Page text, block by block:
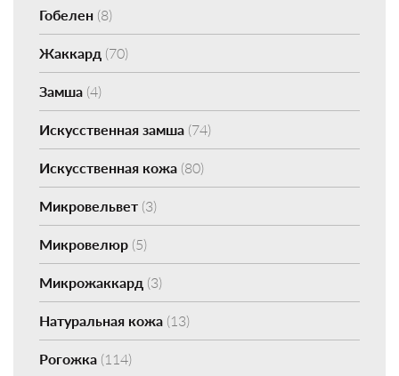
Гобелен (8)
Жаккард (70)
Замша (4)
Искусственная замша (74)
Искусственная кожа (80)
Микровельвет (3)
Микровелюр (5)
Микрожаккард (3)
Натуральная кожа (13)
Рогожка (114)